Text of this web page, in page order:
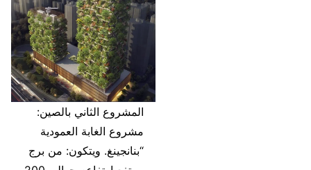
المشروع الثاني بالصين:
مشروع الغابة العمودية
“بنانجينغ. ويتكون: من برج